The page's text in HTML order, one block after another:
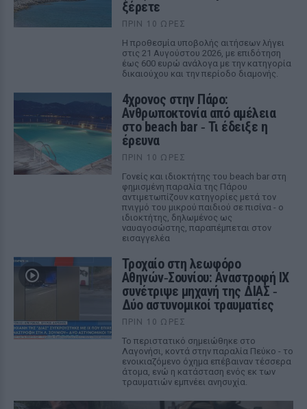
ξέρετε
ΠΡΙΝ 10 ΏΡΕΣ
Η προθεσμία υποβολής αιτήσεων λήγει
στις 21 Αυγούστου 2026, με επιδότηση
έως 600 ευρώ ανάλογα με την κατηγορία
δικαιούχου και την περίοδο διαμονής.
4χρονος στην Πάρο:
Ανθρωποκτονία από αμέλεια
στο beach bar ‑ Τι έδειξε η
έρευνα
ΠΡΙΝ 10 ΏΡΕΣ
Γονείς και ιδιοκτήτης του beach bar στη
φημισμένη παραλία της Πάρου
αντιμετωπίζουν κατηγορίες μετά τον
πνιγμό του μικρού παιδιού σε πισίνα - ο
ιδιοκτήτης, δηλωμένος ως
ναυαγοσώστης, παραπέμπεται στον
εισαγγελέα
Τροχαίο στη λεωφόρο
Αθηνών‑Σουνίου: Αναστροφή ΙΧ
συνέτριψε μηχανή της ΔΙΑΣ ‑
Δύο αστυνομικοί τραυματίες
ΠΡΙΝ 10 ΏΡΕΣ
Το περιστατικό σημειώθηκε στο
Λαγονήσι, κοντά στην παραλία Πεύκο - το
ενοικιαζόμενο όχημα επέβαιναν τέσσερα
άτομα, ενώ η κατάσταση ενός εκ των
τραυματιών εμπνέει ανησυχία.